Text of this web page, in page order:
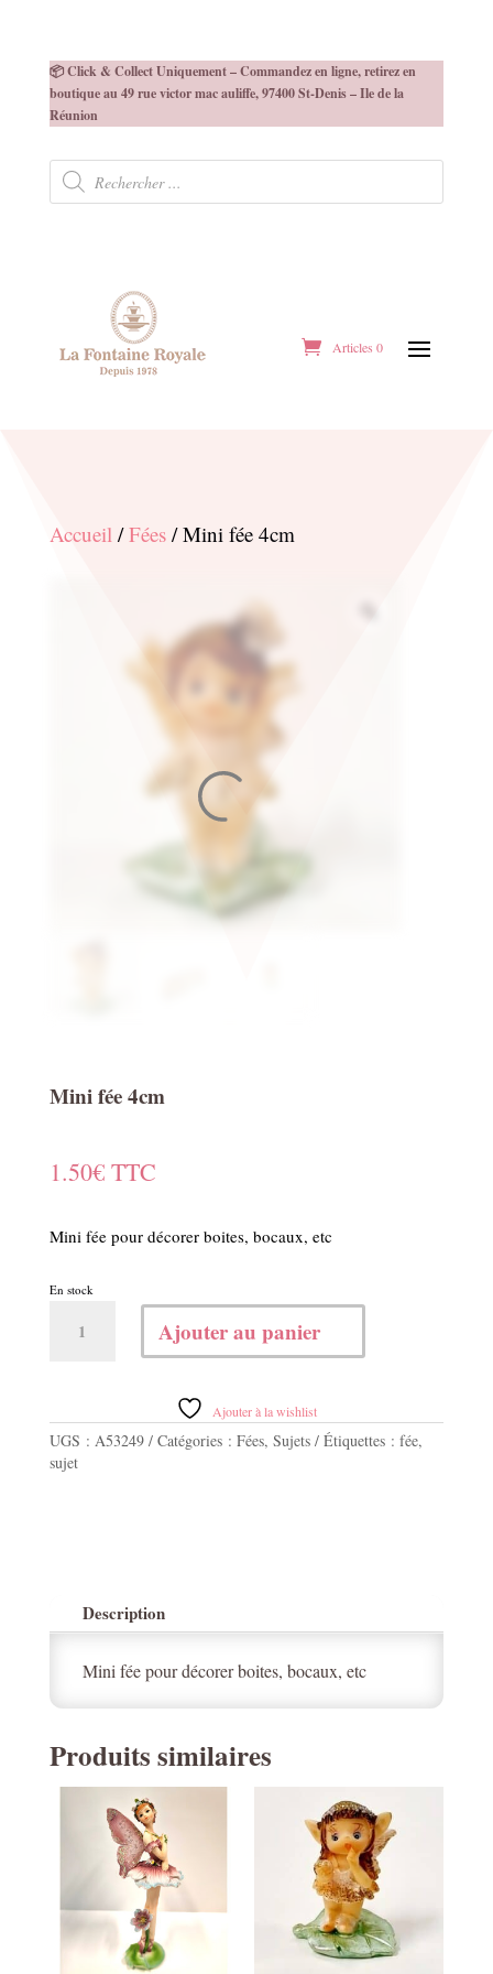
📦 Click & Collect Uniquement – Commandez en ligne, retirez en
boutique au 49 rue victor mac auliffe, 97400 St-Denis – Ile de la
Réunion
Recherche
produits
Articles 0
Accueil/Fées/ Mini fée 4cm
Mini fée 4cm
1.50€ TTC
Mini fée pour décorer boites, bocaux, etc
En stock
Ajouter au panier
Ajouter à la wishlist
UGS : A53249 Catégories : Fées, Sujets Étiquettes : fée,
sujet
Description
Mini fée pour décorer boites, bocaux, etc
Produits similaires